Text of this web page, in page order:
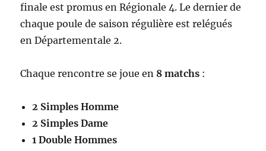
finale est promus en Régionale 4. Le dernier de
chaque poule de saison régulière est relégués
en Départementale 2.
Chaque rencontre se joue en 8 matchs :
2 Simples Homme
2 Simples Dame
1 Double Hommes